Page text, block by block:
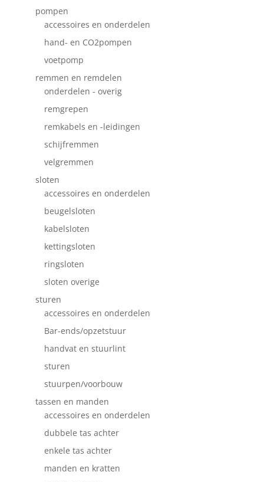
pompen
accessoires en onderdelen
hand- en CO2pompen
voetpomp
remmen en remdelen
onderdelen - overig
remgrepen
remkabels en -leidingen
schijfremmen
velgremmen
sloten
accessoires en onderdelen
beugelsloten
kabelsloten
kettingsloten
ringsloten
sloten overige
sturen
accessoires en onderdelen
Bar-ends/opzetstuur
handvat en stuurlint
sturen
stuurpen/voorbouw
tassen en manden
accessoires en onderdelen
dubbele tas achter
enkele tas achter
manden en kratten